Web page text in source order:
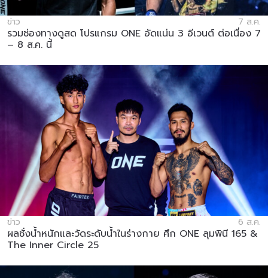
ข่าว 7 ส.ค.
รวมช่องทางดูสด โปรแกรม ONE อัดแน่น 3 อีเวนต์ ต่อเนื่อง 7
– 8 ส.ค. นี้
ข่าว 6 ส.ค.
ผลชั่งน้ำหนักและวัดระดับน้ำในร่างกาย ศึก ONE ลุมพินี 165 &
The Inner Circle 25